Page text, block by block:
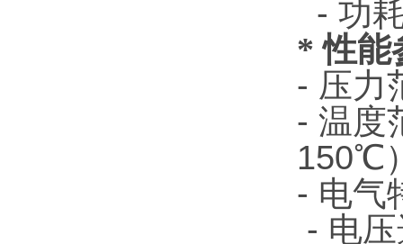
- 功
* 性能
- 压力
- 温度
- 电
- 电